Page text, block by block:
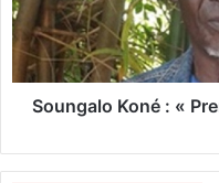
c
i
d
a
l
K
é
:
Soungalo Koné : «